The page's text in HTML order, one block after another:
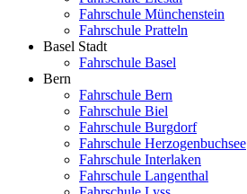
Fahrschule Münchenstein
Fahrschule Pratteln
Basel Stadt
Fahrschule Basel
Bern
Fahrschule Bern
Fahrschule Biel
Fahrschule Burgdorf
Fahrschule Herzogenbuchsee
Fahrschule Interlaken
Fahrschule Langenthal